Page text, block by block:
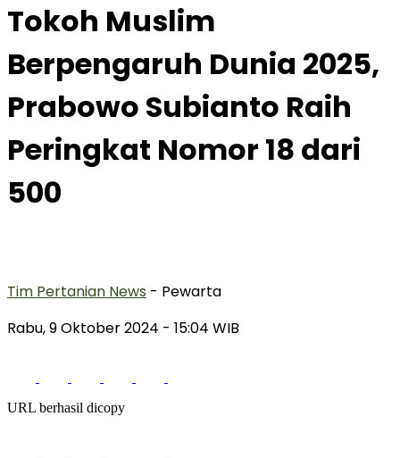
Tokoh Muslim
Berpengaruh Dunia 2025,
Prabowo Subianto Raih
Peringkat Nomor 18 dari
500
Tim Pertanian News - Pewarta
Rabu, 9 Oktober 2024 - 15:04 WIB
URL berhasil dicopy